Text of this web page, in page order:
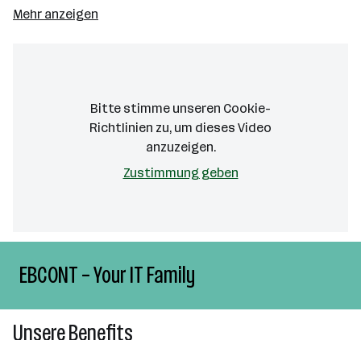
Mehr anzeigen
Bitte stimme unseren Cookie-
Richtlinien zu, um dieses Video
anzuzeigen.
Zustimmung geben
EBCONT – Your IT Family
Unsere Benefits